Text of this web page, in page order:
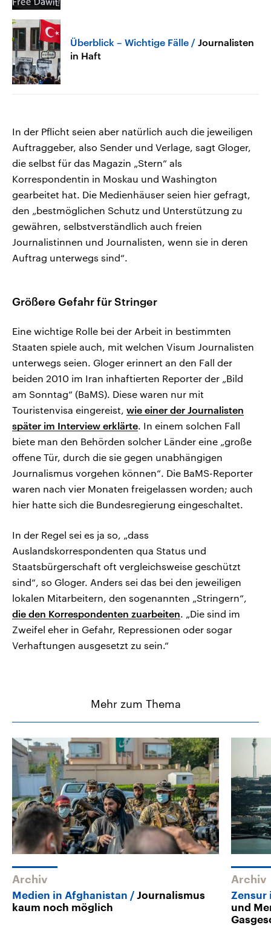
Überblick – Wichtige Fälle
Journalisten
in Haft
In der Pflicht seien aber natürlich auch die jeweiligen
Auftraggeber, also Sender und Verlage, sagt Gloger,
die selbst für das Magazin „Stern“ als
Korrespondentin in Moskau und Washington
gearbeitet hat. Die Medienhäuser seien hier gefragt,
den „bestmöglichen Schutz und Unterstützung zu
gewähren, selbstverständlich auch freien
Journalistinnen und Journalisten, wenn sie in deren
Auftrag unterwegs sind“.
Größere Gefahr für Stringer
Eine wichtige Rolle bei der Arbeit in bestimmten
Staaten spiele auch, mit welchen Visum Journalisten
unterwegs seien. Gloger erinnert an den Fall der
beiden 2010 im Iran inhaftierten Reporter der „Bild
am Sonntag“ (BaMS). Diese waren nur mit
Touristenvisa eingereist, wie einer der Journalisten
später im Interview erklärte . In einem solchen Fall
biete man den Behörden solcher Länder eine „große
offene Tür, durch die sie gegen unabhängigen
Journalismus vorgehen können“. Die BaMS-Reporter
waren nach vier Monaten freigelassen worden; auch
hier hatte sich die Bundesregierung eingeschaltet.
In der Regel sei es ja so, „dass
Auslandskorrespondenten qua Status und
Staatsbürgerschaft oft vergleichsweise geschützt
sind“, so Gloger. Anders sei das bei den jeweiligen
lokalen Mitarbeitern, den sogenannten „Stringern“,
die den Korrespondenten zuarbeiten . „Die sind im
Zweifel eher in Gefahr, Repressionen oder sogar
Verhaftungen ausgesetzt zu sein.“
Mehr zum Thema
Archiv
Medien in Afghanistan
Journalismus
kaum noch möglich
Archiv
Zensur
und